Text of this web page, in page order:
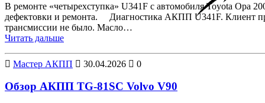
В ремонте «четырехступка» U341F с автомобиля Toyota Opa
дефектовки и ремонта. Диагностика АКПП U341F. Клиент
трансмиссии не было. Масло…
Читать дальше
Мастер АКПП 30.04.2026 0
Обзор АКПП TG-81SC Volvo V90